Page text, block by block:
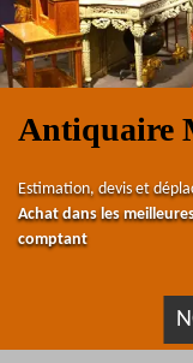
Antiquaire
Estimation, devis et
Achat dans les
comptant